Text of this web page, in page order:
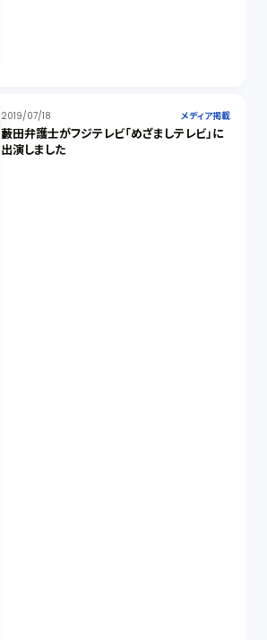
2019/07/18 メディア掲載
藪田弁護士がフジテレビ「めざましテレビ」に
出演しました